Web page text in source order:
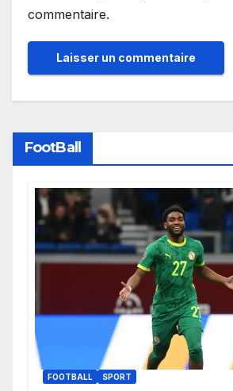
commentaire.
FootBall
FOOTBALL SPORT